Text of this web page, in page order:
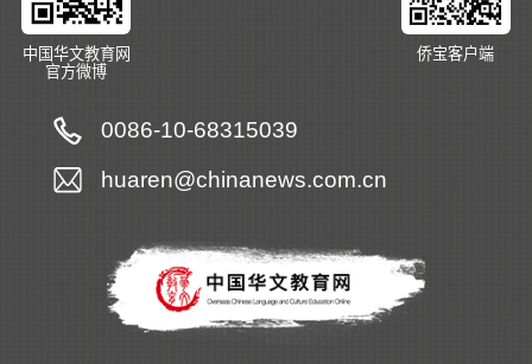
中国华文教育网
官方微博
侨宝客户端
0086-10-68315039
huaren@chinanews.com.cn